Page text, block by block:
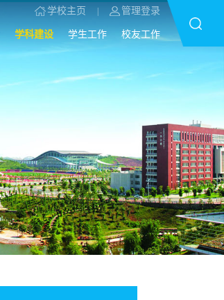
学校主页 | 管理登录
学科建设 学生工作 校友工作